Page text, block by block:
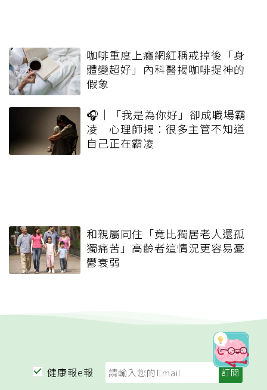
咖啡重度上癮網紅稱戒掉後「身
體變超好」內科醫揭咖啡提神的
假象
🎧｜「我是為你好」卻成職場霸
凌 心理師揭：很多主管不知道
自己正在霸凌
和親屬同住「竟比獨居老人還孤
獨痛苦」高齡者這情況更容易憂
鬱衰弱
健康報e報